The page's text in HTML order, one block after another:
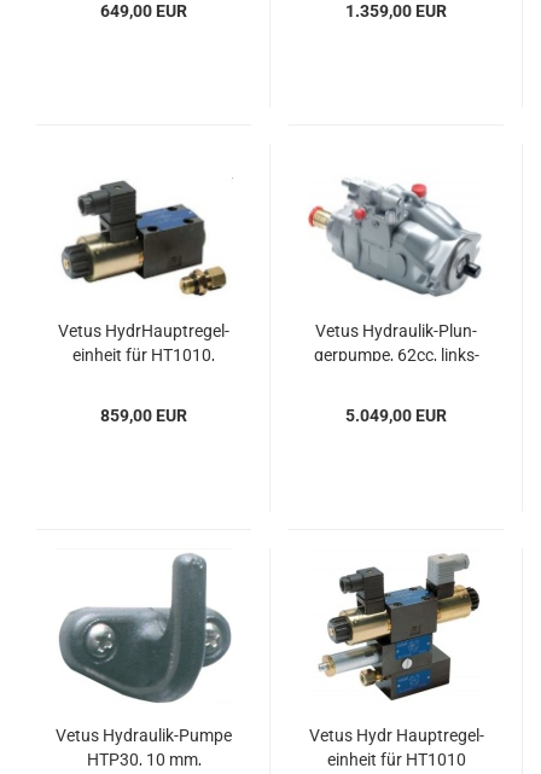
649,00 EUR 1.359,00 EUR
Vetus Hy­drHaupt­re­gel­
ein­heit für HT1010,
859,00 EUR
Vetus Hydraulik-​​Plun­
ger­pum­pe, 62cc, links­
5.049,00 EUR
Vetus Hydraulik-​​Pumpe
HTP30, 10 mm,
Vetus Hydr Haupt­re­gel­
ein­heit für HT1010